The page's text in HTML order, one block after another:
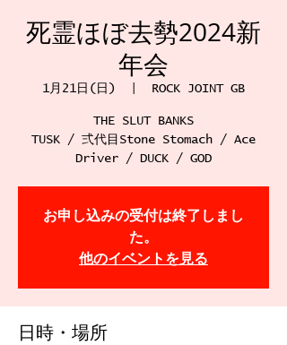
死霊ほぼ去勢2024新
年会
1月21日(日) ROCK JOINT GB
THE SLUT BANKS
TUSK / 弍代目Stone Stomach / Ace
Driver / DUCK / GOD
お申し込みの受付は終了しまし
た。
他のイベントを見る
日時・場所